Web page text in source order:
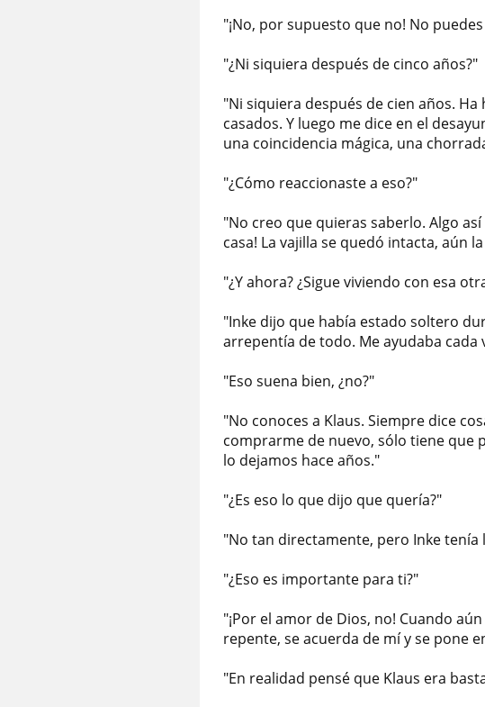
"¡No, por supuesto que no! No
"¿Ni siquiera después de cinco años?"
"Ni siquiera después de cien años.
casados. Y luego me dice en el
una coincidencia mágica, una
"¿Cómo reaccionaste a eso?"
"No creo que quieras saberlo. Algo
casa! La vajilla se quedó intacta, aún
"¿Y ahora? ¿Sigue viviendo con esa
"Inke dijo que había estado soltero
arrepentía de todo. Me ayudaba cada
"Eso suena bien, ¿no?"
"No conoces a Klaus. Siempre dice
comprarme de nuevo, sólo tiene que
lo dejamos hace años."
"¿Es eso lo que dijo que quería?"
"No tan directamente, pero Inke
"¿Eso es importante para ti?"
"¡Por el amor de Dios, no! Cuando
repente, se acuerda de mí y se pone
"En realidad pensé que Klaus era